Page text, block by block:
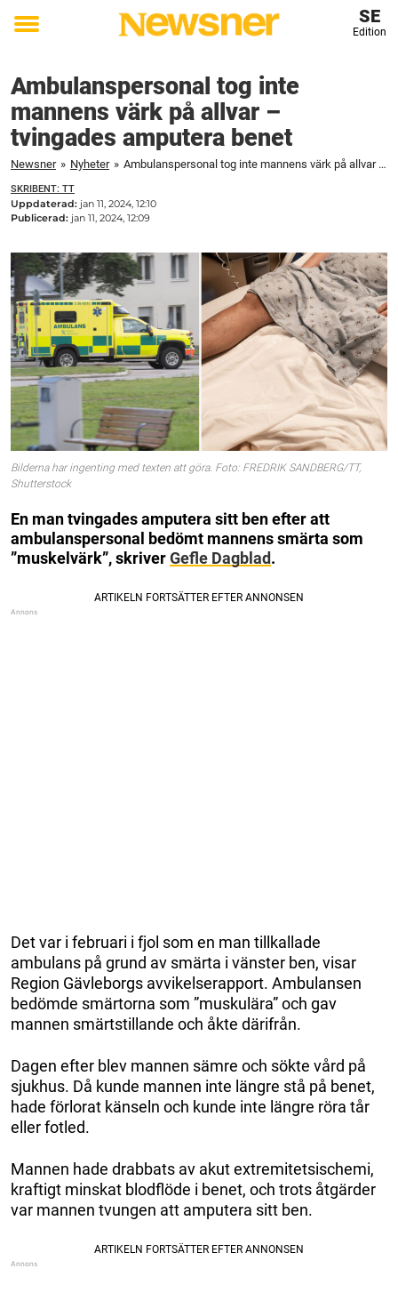
Toggle
SE
Edition
Ambulanspersonal tog inte
mannens värk på allvar –
tvingades amputera benet
Newsner » Nyheter » Ambulanspersonal tog inte mannens värk på allvar – tvingades amputera benet
SKRIBENT: TT
Uppdaterad: jan 11, 2024, 12:10
Publicerad: jan 11, 2024, 12:09
Bilderna har ingenting med texten att göra. Foto: FREDRIK SANDBERG/TT,
Shutterstock
En man tvingades amputera sitt ben efter att
ambulanspersonal bedömt mannens smärta som
”muskelvärk”, skriverGefle Dagblad.
Det var i februari i fjol som en man tillkallade
ambulans på grund av smärta i vänster ben, visar
Region Gävleborgs avvikelserapport. Ambulansen
bedömde smärtorna som ”muskulära” och gav
mannen smärtstillande och åkte därifrån.
Dagen efter blev mannen sämre och sökte vård på
sjukhus. Då kunde mannen inte längre stå på benet,
hade förlorat känseln och kunde inte längre röra tår
eller fotled.
Mannen hade drabbats av akut extremitetsischemi,
kraftigt minskat blodflöde i benet, och trots åtgärder
var mannen tvungen att amputera sitt ben.